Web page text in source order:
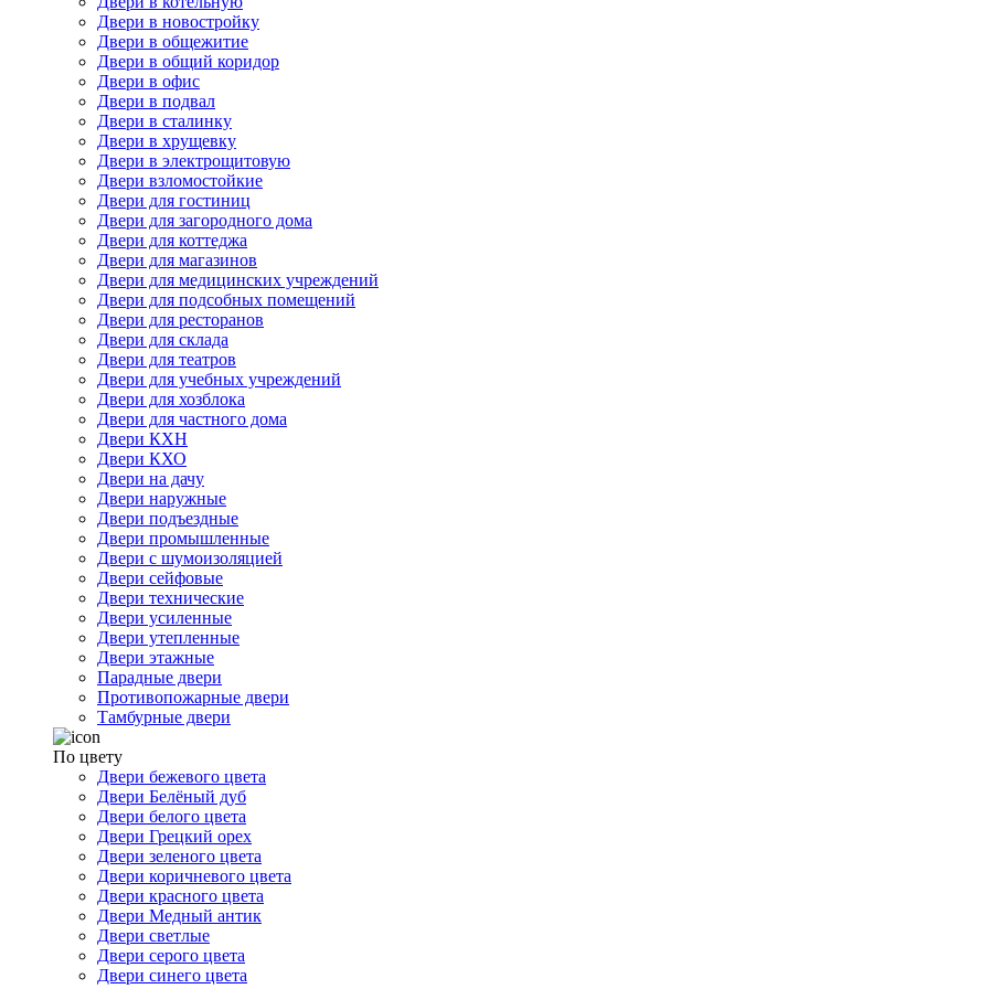
Двери в новостройку
Двери в общежитие
Двери в общий коридор
Двери в офис
Двери в подвал
Двери в сталинку
Двери в хрущевку
Двери в электрощитовую
Двери взломостойкие
Двери для гостиниц
Двери для загородного дома
Двери для коттеджа
Двери для магазинов
Двери для медицинских учреждений
Двери для подсобных помещений
Двери для ресторанов
Двери для склада
Двери для театров
Двери для учебных учреждений
Двери для хозблока
Двери для частного дома
Двери КХН
Двери КХО
Двери на дачу
Двери наружные
Двери подъездные
Двери промышленные
Двери с шумоизоляцией
Двери сейфовые
Двери технические
Двери усиленные
Двери утепленные
Двери этажные
Парадные двери
Противопожарные двери
Тамбурные двери
По цвету
Двери бежевого цвета
Двери Белёный дуб
Двери белого цвета
Двери Грецкий орех
Двери зеленого цвета
Двери коричневого цвета
Двери красного цвета
Двери Медный антик
Двери светлые
Двери серого цвета
Двери синего цвета